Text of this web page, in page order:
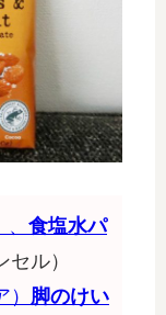
食塩水パ
セル）
脚のけい